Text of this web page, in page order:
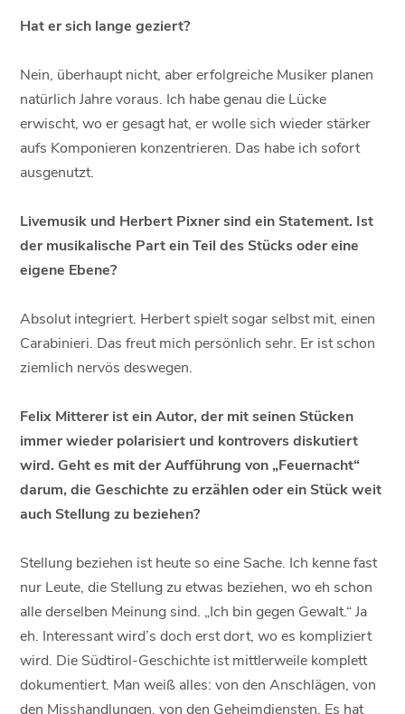
Hat er sich lange geziert?
Nein, überhaupt nicht, aber erfolgreiche Musiker planen
natürlich Jahre voraus. Ich habe genau die Lücke
erwischt, wo er gesagt hat, er wolle sich wieder stärker
aufs Komponieren konzentrieren. Das habe ich sofort
ausgenutzt.
Livemusik und Herbert Pixner sind ein Statement. Ist
der musikalische Part ein Teil des Stücks oder eine
eigene Ebene?
Absolut integriert. Herbert spielt sogar selbst mit, einen
Carabinieri. Das freut mich persönlich sehr. Er ist schon
ziemlich nervös deswegen.
Felix Mitterer ist ein Autor, der mit seinen Stücken
immer wieder polarisiert und kontrovers diskutiert
wird. Geht es mit der Aufführung von „Feuernacht“
darum, die Geschichte zu erzählen oder ein Stück weit
auch Stellung zu beziehen?
Stellung beziehen ist heute so eine Sache. Ich kenne fast
nur Leute, die Stellung zu etwas beziehen, wo eh schon
alle derselben Meinung sind. „Ich bin gegen Gewalt.“ Ja
eh. Interessant wird’s doch erst dort, wo es kompliziert
wird. Die Südtirol-Geschichte ist mittlerweile komplett
dokumentiert. Man weiß alles: von den Anschlägen, von
den Misshandlungen, von den Geheimdiensten. Es hat